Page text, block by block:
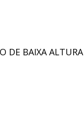
DE BAIXA